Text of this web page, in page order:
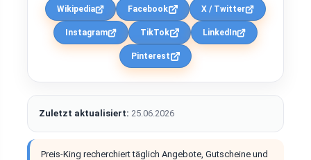
Wikipedia Facebook X / Twitter
Instagram TikTok LinkedIn
Pinterest
Zuletzt aktualisiert: 25.06.2026
Preis-King recherchiert täglich Angebote, Gutscheine und